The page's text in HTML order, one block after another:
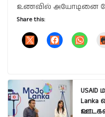
உணவில் அயோடினை
Share this:
USAID